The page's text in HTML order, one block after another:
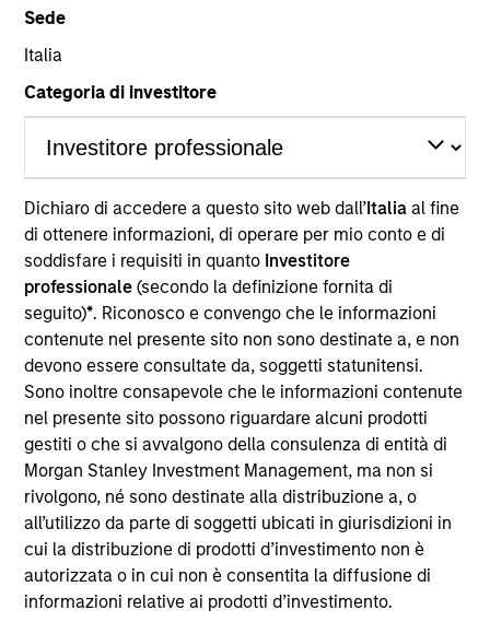
Sede
Italia
Categoria di investitore
Dichiaro di accedere a questo sito web dall’Italia al fine
di ottenere informazioni, di operare per mio conto e di
soddisfare i requisiti in quanto Investitore
professionale(secondo la definizione fornita di
seguito)*. Riconosco e convengo che le informazioni
contenute nel presente sito non sono destinate a, e non
devono essere consultate da, soggetti statunitensi.
Sono inoltre consapevole che le informazioni contenute
nel presente sito possono riguardare alcuni prodotti
gestiti o che si avvalgono della consulenza di entità di
Morgan Stanley Investment Management, ma non si
rivolgono, né sono destinate alla distribuzione a, o
all’utilizzo da parte di soggetti ubicati in giurisdizioni in
cui la distribuzione di prodotti d’investimento non è
autorizzata o in cui non è consentita la diffusione di
informazioni relative ai prodotti d’investimento.
YEARS OF INDUSTRY EXPERIENCE
41 Years
North America Private Credit
Morgan Stanley Expansion Capital
Debra Abramovitz is an Executive Director of
Morgan Stanley and a member of the Morgan
Stanley Private Credit team, where she serves as
Chief Operating Officer and Chief Financial Officer
of the Opportunistic Credit and Lower Middle Market
Direct Lending strategies. In her role, Ms.
Abramovitz oversees all financial, administrative,
investor relations and operational activities for
these strategies. Ms. Abramovitz also serves as
Chief Operating Officer and Chief Financial Officer
of Morgan Stanley Expansion Capital. Ms.